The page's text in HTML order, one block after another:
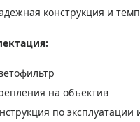
конструкция и
на объектив
по